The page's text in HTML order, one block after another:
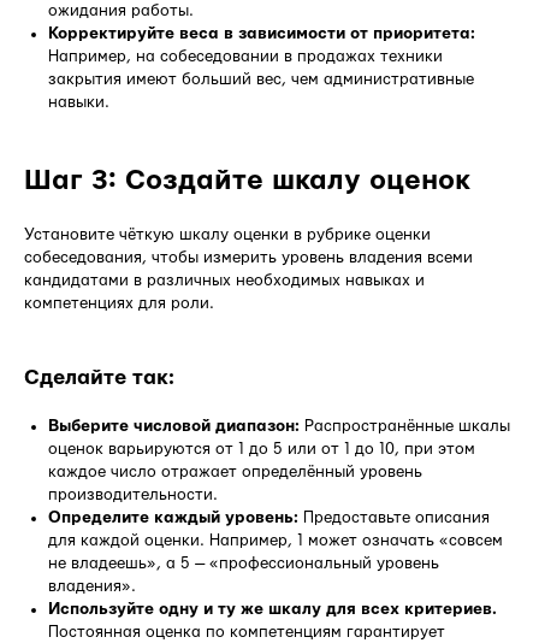
ожидания работы.
Корректируйте веса в зависимости от приоритета:
Например, на собеседовании в продажах техники
закрытия имеют больший вес, чем административные
навыки.
Шаг 3: Создайте шкалу оценок
Установите чёткую шкалу оценки в рубрике оценки
собеседования, чтобы измерить уровень владения всеми
кандидатами в различных необходимых навыках и
компетенциях для роли.
Сделайте так:
Выберите числовой диапазон: Распространённые шкалы
оценок варьируются от 1 до 5 или от 1 до 10, при этом
каждое число отражает определённый уровень
производительности.
Определите каждый уровень: Предоставьте описания
для каждой оценки. Например, 1 может означать «совсем
не владеешь», а 5 — «профессиональный уровень
владения».
Используйте одну и ту же шкалу для всех критериев.
Постоянная оценка по компетенциям гарантирует